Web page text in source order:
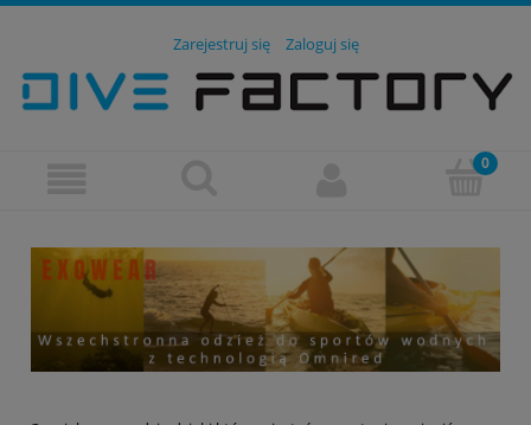
Zarejestruj się Zaloguj się